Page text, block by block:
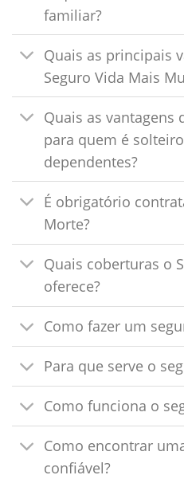
familiar?
Quais as principais
Seguro Vida Mais
Quais as vantagens
para quem é
dependentes?
É obrigatório
Morte?
Quais coberturas o
oferece?
Como fazer um
Para que serve o
Como funciona o
Como encontrar
confiável?